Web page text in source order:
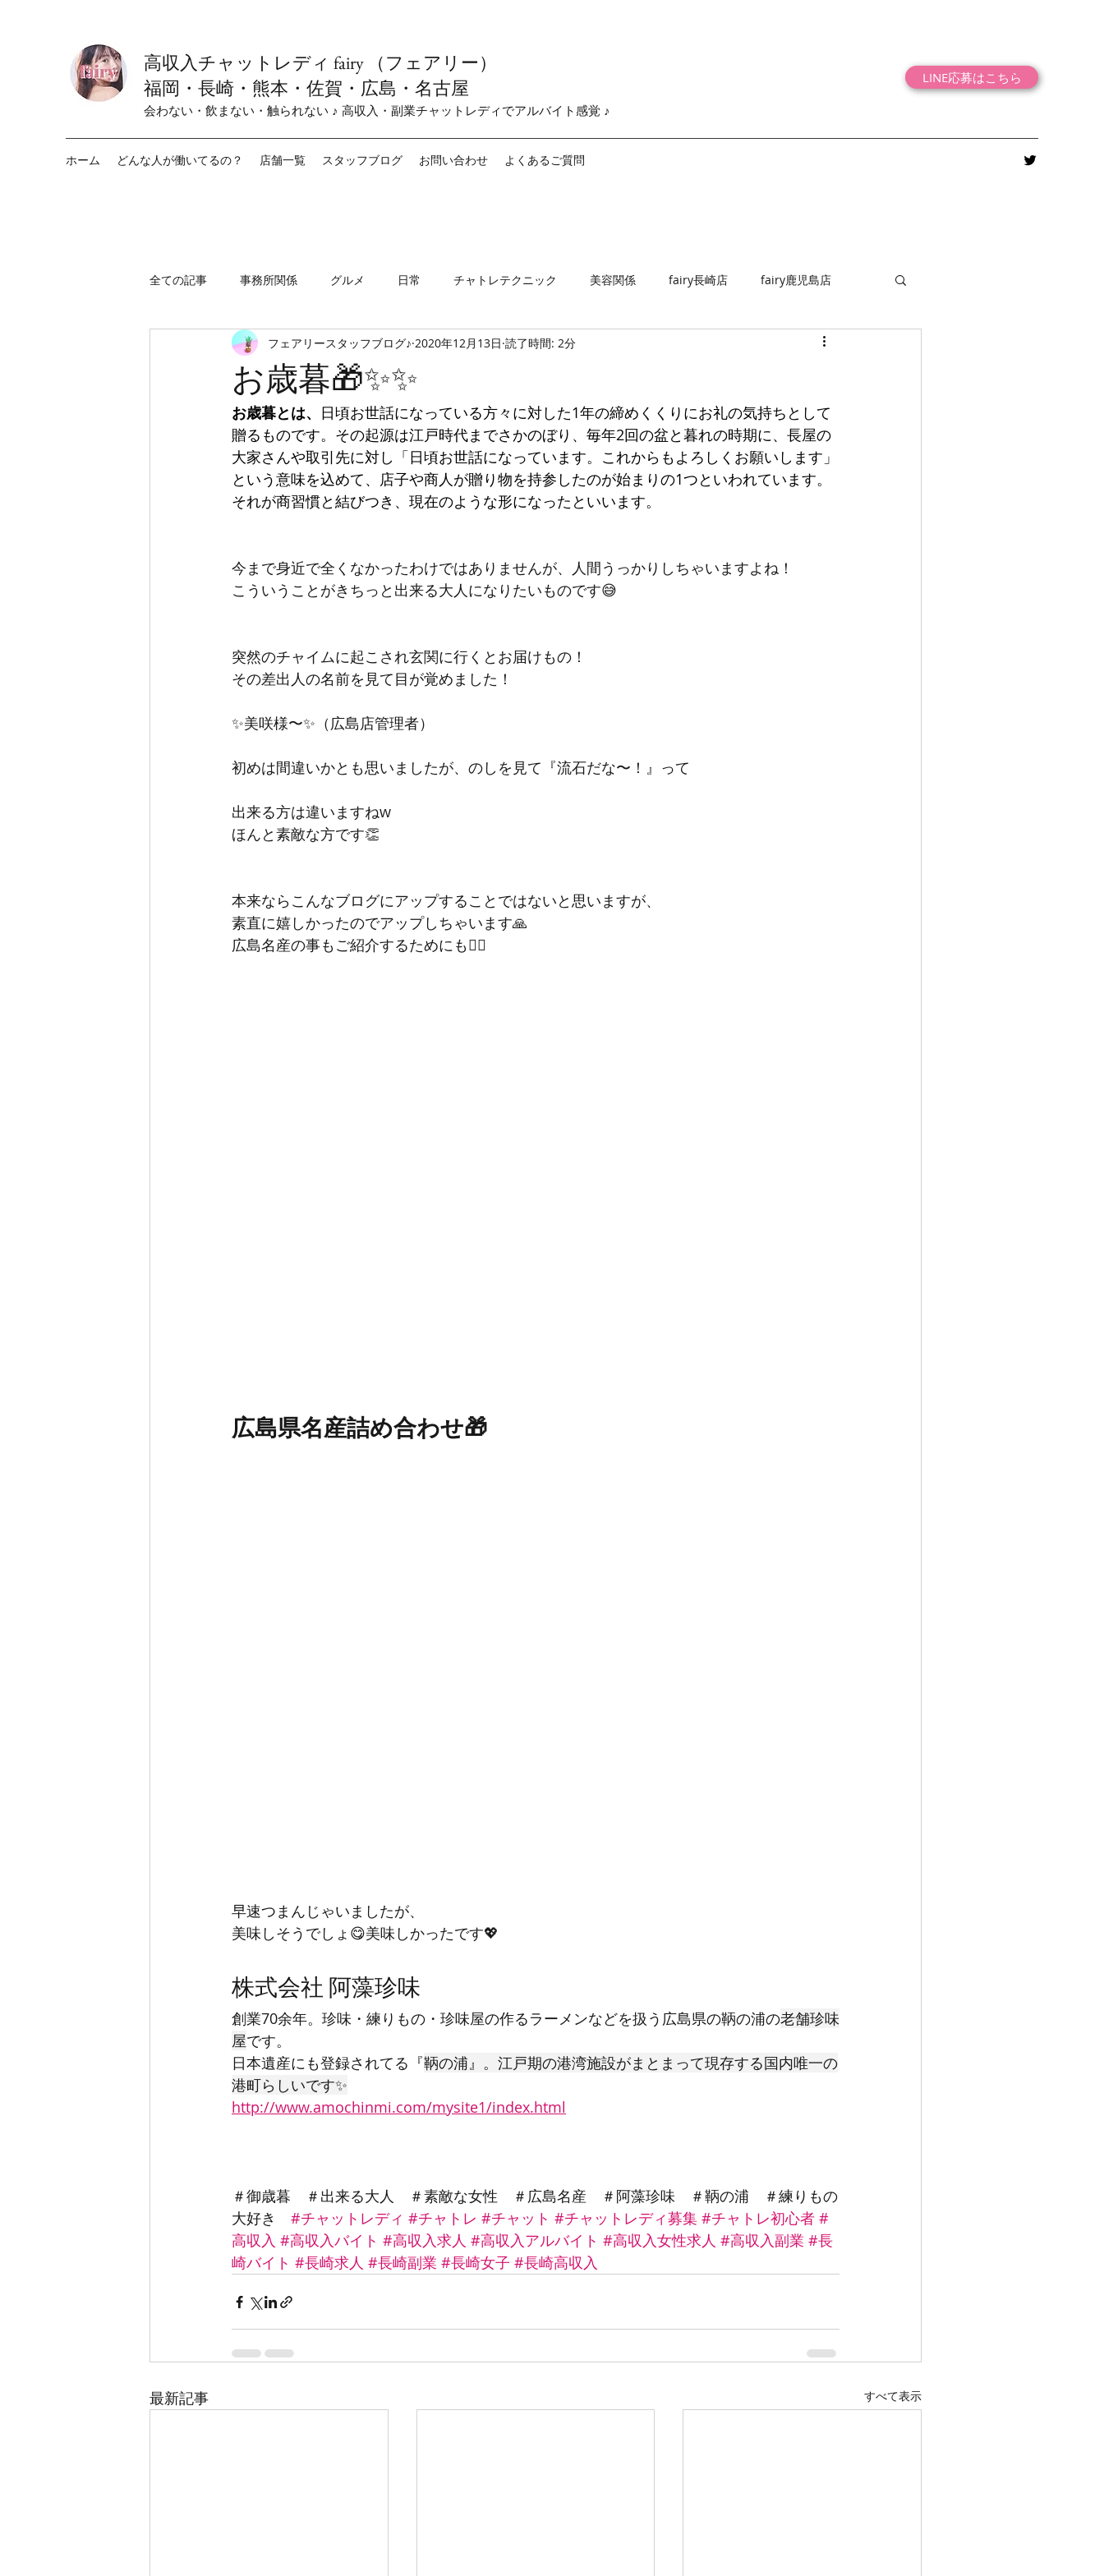
高収入チャットレディ fairy （フェアリー）
福岡・長崎・熊本・佐賀・広島・名古屋
会わない・飲まない・触られない ♪ 高収入・副業チャットレディでアルバイト感覚 ♪
LINE応募はこちら
ホーム どんな人が働いてるの？ 店舗一覧 スタッフブログ お問い合わせ よくあるご質問
全ての記事 事務所関係 グルメ 日常 チャトレテクニック 美容関係 fairy長崎店 fairy鹿児島店
fairy小倉店 fairy栄店 fairy名古屋店
お歳暮🎁✨✨
フェアリースタッフブログ♪ 2020年12月13日 読了時間: 2分
お歳暮とは、 日頃お世話になっている方々に対した1年の締めくくりにお礼の気持ちとして
贈るものです。その起源は江戸時代までさかのぼり、毎年2回の盆と暮れの時期に、長屋の
大家さんや取引先に対し「日頃お世話になっています。これからもよろしくお願いします」
という意味を込めて、店子や商人が贈り物を持参したのが始まりの1つといわれています。
それが商習慣と結びつき、現在のような形になったといいます。
今まで身近で全くなかったわけではありませんが、人間うっかりしちゃいますよね！
こういうことがきちっと出来る大人になりたいものです😅
突然のチャイムに起こされ玄関に行くとお届けもの！
その差出人の名前を見て目が覚めました！
✨美咲様〜✨（広島店管理者）
初めは間違いかとも思いましたが、のしを見て『流石だな〜！』って
出来る方は違いますねw
ほんと素敵な方です👏
本来ならこんなブログにアップすることではないと思いますが、
素直に嬉しかったのでアップしちゃいます🙏
広島名産の事もご紹介するためにも💁‍♀️
広島県名産詰め合わせ🎁
早速つまんじゃいましたが、
美味しそうでしょ😋美味しかったです💖
株式会社 阿藻珍味
創業70余年。珍味・練りもの・珍味屋の作るラーメンなどを扱う広島県の鞆の浦の老舗珍味
屋です。
日本遺産にも登録されてる『鞆の浦』。江戸期の港湾施設がまとまって現存する国内唯一の
港町らしいです✨
http://www.amochinmi.com/mysite1/index.html
＃御歳暮　＃出来る大人　＃素敵な女性　＃広島名産　＃阿藻珍味　＃鞆の浦　＃練りもの
大好き #チャットレディ #チャトレ #チャット #チャットレディ募集 #チャトレ初心者 #
高収入 #高収入バイト #高収入求人 #高収入アルバイト #高収入女性求人 #高収入副業 #長
崎バイト #長崎求人 #長崎副業 #長崎女子 #長崎高収入
最新記事 すべて表示